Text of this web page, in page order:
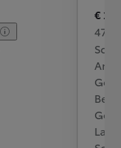
€
47